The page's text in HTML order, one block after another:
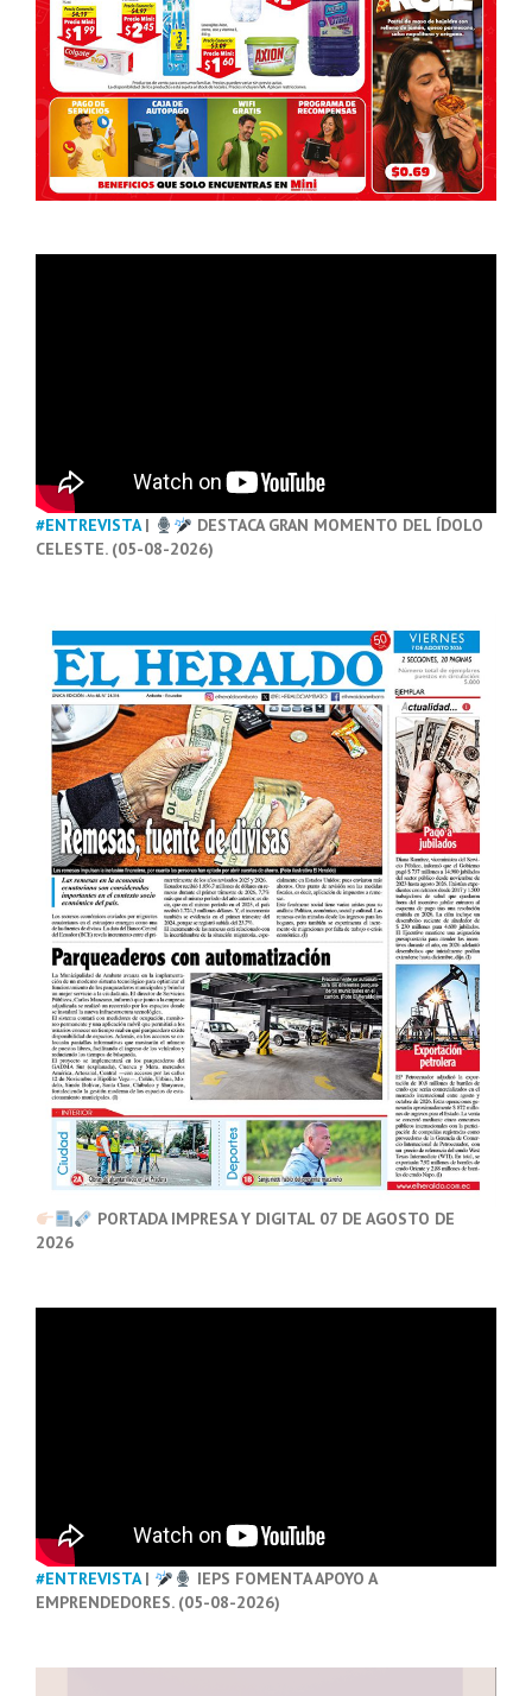
#ENTREVISTA|
DESTACA GRAN MOMENTO DEL ÍDOLO
CELESTE. (05-08-2026)
PORTADA IMPRESA Y DIGITAL 07 DE AGOSTO DE
2026
#ENTREVISTA|
IEPS FOMENTA APOYO A
EMPRENDEDORES. (05-08-2026)